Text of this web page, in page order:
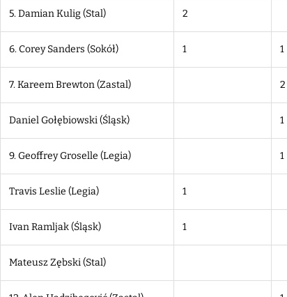
5. Damian Kulig(Stal) 2
6. Corey Sanders (Sokół) 1 1
7. Kareem Brewton (Zastal) 2
Daniel Gołębiowski (Śląsk) 1
9. Geoffrey Groselle (Legia) 1
Travis Leslie (Legia) 1
Ivan Ramljak (Śląsk) 1
Mateusz Zębski (Stal)